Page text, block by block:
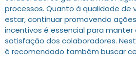
processos. Quanto à qualidade de
estar, continuar promovendo
incentivos é essencial para
satisfação dos colaboradores.
é recomendado também buscar